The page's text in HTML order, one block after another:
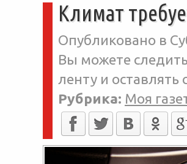
Климат
Опубликовано в
Вы можете
ленту и оставлять
Рубрика: Моя